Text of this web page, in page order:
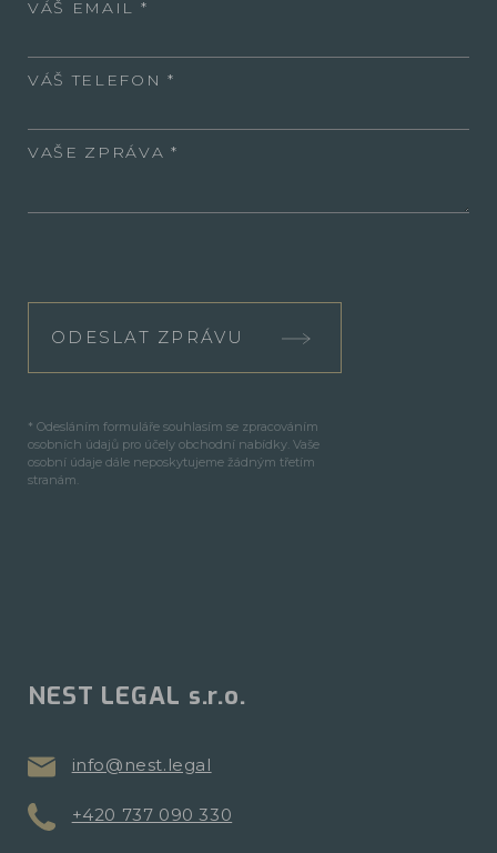
VÁŠ EMAIL
VÁŠ TELEFON
VAŠE ZPRÁVA
ODESLAT ZPRÁVU
* Odesláním formuláře souhlasím se zpracováním
osobních údajů pro účely obchodní nabídky. Vaše
osobní údaje dále neposkytujeme žádným třetím
stranám.
NEST LEGAL s.r.o.
info@nest.legal
+420 737 090 330